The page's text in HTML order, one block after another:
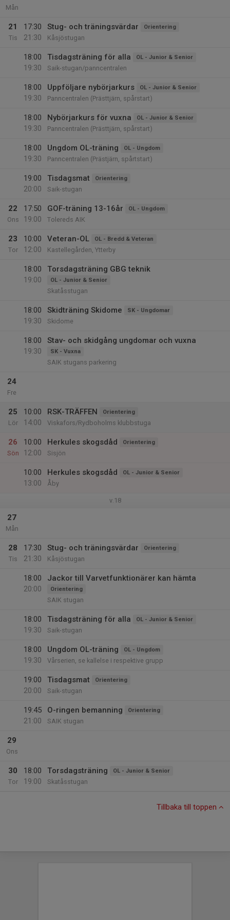
Mån
21
Tis
17:30
21:30
Stug- och träningsvärdar Orientering
Kåsjöstugan
18:00
19:30
Tisdagsträning för alla OL - Junior & Senior
Saik-stugan/panncentralen
18:00
19:30
Uppföljare nybörjarkurs OL - Junior & Senior
Panncentralen (Prästtjärn, spårstart)
18:00
19:30
Nybörjarkurs för vuxna OL - Junior & Senior
Panncentralen (Prästtjärn, spårstart)
18:00
19:30
Ungdom OL-träning OL - Ungdom
Panncentralen (Prästjärn, spårtstart)
19:00
20:00
Tisdagsmat Orientering
Saik-stugan
22
Ons
17:50
19:00
GOF-träning 13-16år OL - Ungdom
Tolereds AIK
23
Tor
10:00
12:00
Veteran-OL OL - Bredd & Veteran
Kastellegården, Ytterby
18:00
19:00
Torsdagsträning GBG teknik
OL - Junior & Senior
Skatåsstugan
18:00
19:30
Skidträning Skidome SK - Ungdomar
Skidome
18:00
19:30
Stav- och skidgång ungdomar och vuxna
SK - Vuxna
SAIK stugans parkering
24
Fre
25
Lör
10:00
14:00
RSK-TRÄFFEN Orientering
Viskafors/Rydboholms klubbstuga
26
Sön
10:00
12:00
Herkules skogsdåd Orientering
Sisjön
10:00
13:00
Herkules skogsdåd OL - Junior & Senior
Åby
v.18
27
Mån
28
Tis
17:30
21:30
Stug- och träningsvärdar Orientering
Kåsjöstugan
18:00
20:00
Jackor till Varvetfunktionärer kan hämta
Orientering
SAIK stugan
18:00
19:30
Tisdagsträning för alla OL - Junior & Senior
Saik-stugan
18:00
19:30
Ungdom OL-träning OL - Ungdom
Vårserien, se kallelse i respektive grupp
19:00
20:00
Tisdagsmat Orientering
Saik-stugan
19:45
21:00
O-ringen bemanning Orientering
SAIK stugan
29
Ons
30
Tor
18:00
19:00
Torsdagsträning OL - Junior & Senior
Skatåsstugan
Tillbaka till toppen